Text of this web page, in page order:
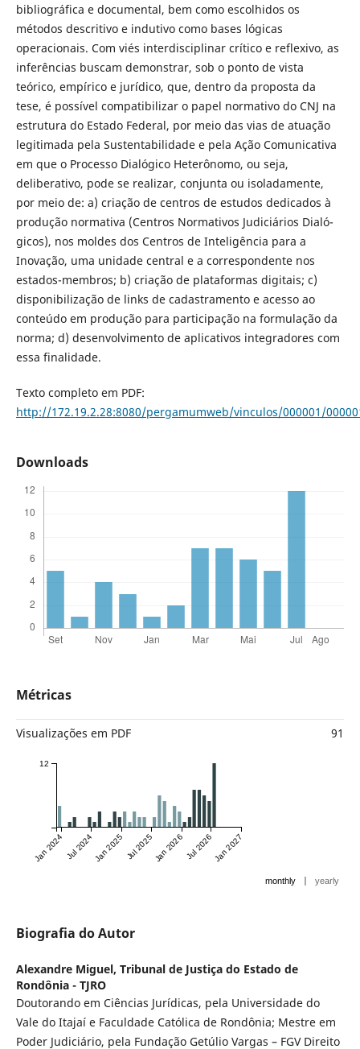
bibliográfica e documental, bem como escolhidos os
métodos des­critivo e indutivo como bases lógicas
operacionais. Com viés interdisciplinar crítico e reflexivo, as
inferências buscam demonstrar, sob o ponto de vista
teórico, empírico e jurídico, que, dentro da proposta da
tese, é possível com­patibilizar o papel normativo do CNJ na
estrutura do Estado Federal, por meio das vias de atuação
legitimada pela Sustentabilidade e pela Ação Comunica­tiva
em que o Processo Dialógico Heterônomo, ou seja,
deliberativo, pode se realizar, conjunta ou isoladamente,
por meio de: a) criação de centros de es­tudos dedicados à
produção normativa (Centros Normativos Judiciários Dialó­
gicos), nos moldes dos Centros de Inteligência para a
Inovação, uma unidade central e a correspondente nos
estados-membros; b) criação de plataformas digitais; c)
disponibilização de links de cadastramento e acesso ao
conteúdo em produção para participação na formulação da
norma; d) desenvolvimento de aplicativos integradores com
essa finalidade.
Texto completo em PDF:
http://172.19.2.28:8080/pergamumweb/vinculos/000001/
Downloads
Métricas
Visualizações em PDF 91
Jan 2024Jul 2024Jan 2025Jul 2025Jan 2026Jul 2026Jan 2027
12
monthly | yearly
Biografia do Autor
Alexandre Miguel, Tribunal de Justiça do Estado de
Rondônia - TJRO
Doutorando em Ciências Jurídicas, pela Universidade do
Vale do Itajaí e Faculdade Católica de Rondônia; Mestre em
Poder Judiciário, pela Fundação Getúlio Vargas – FGV Direito